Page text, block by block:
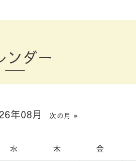
ンダー
年08月 次の月 »
水 木 金